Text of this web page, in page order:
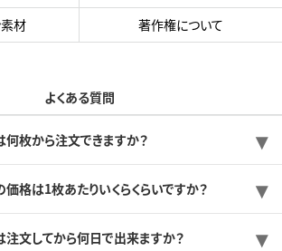
材
著作権について
よくある質問
何枚から注文できますか？
格は1枚あたりいくらくらいですか？
注文してから何日で出来ますか？